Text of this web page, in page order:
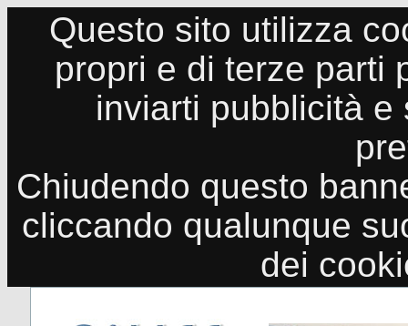
Questo sito utilizza
propri e di terze parti
inviarti pubblicità
Chiudendo questo
cliccando qualunque
dei